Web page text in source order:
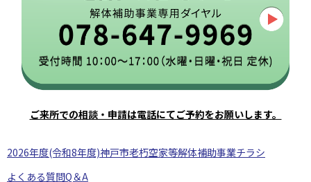
ご来所での相談・申請は電話にてご予約をお願いします。
2026年度(令和8年度)神戸市老朽空家等解体補助事業チラシ
よくある質問Q＆A